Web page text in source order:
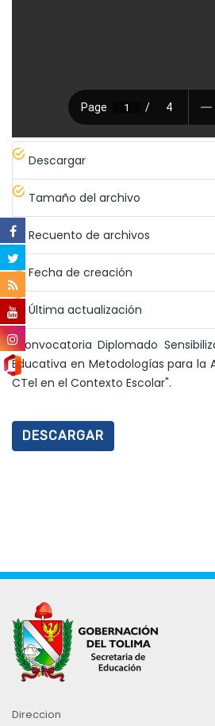
Descargar
Tamaño del archivo
Recuento de archivos
Fecha de creación
Última actualización
"Convocatoria Diplomado
Educativa en Metodologías para la
CTel en el Contexto Escolar".
DESCARGAR
Direccion